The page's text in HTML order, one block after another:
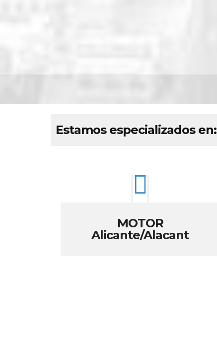
Estamos especializados en:
MOTOR
Alicante/Alacant